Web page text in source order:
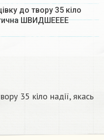
до твору 35 кіло
ШВИДШЕЕЕЕ
35 кіло надії, якась